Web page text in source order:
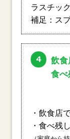
ラスチッ
補足：ス
4
飲食
食べ
・飲食店
・食べ残